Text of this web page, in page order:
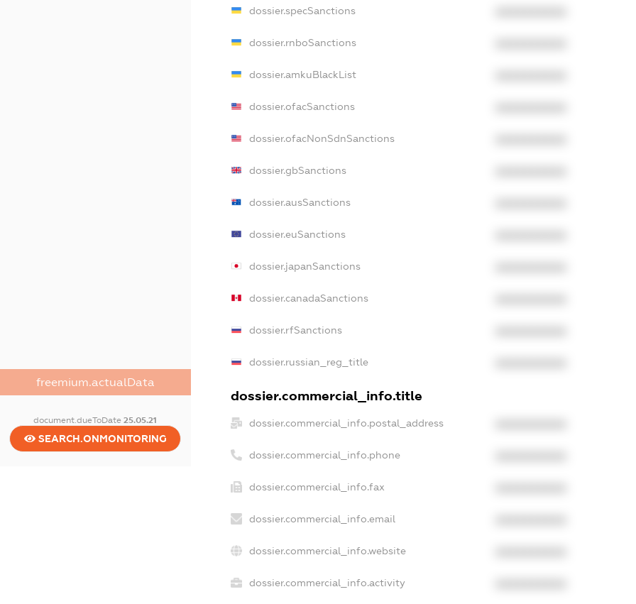
freemium.actualData
document.dueToDate25.05.21
SEARCH.ONMONITORING
dossier.specSanctions
dossier.rnboSanctions
dossier.amkuBlackList
dossier.ofacSanctions
dossier.ofacNonSdnSanctions
dossier.gbSanctions
dossier.ausSanctions
dossier.euSanctions
dossier.japanSanctions
dossier.canadaSanctions
dossier.rfSanctions
dossier.russian_reg_title
dossier.commercial_info.title
dossier.commercial_info.postal_address
dossier.commercial_info.phone
dossier.commercial_info.fax
dossier.commercial_info.email
dossier.commercial_info.website
dossier.commercial_info.activity